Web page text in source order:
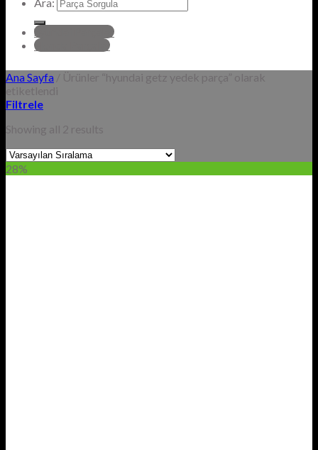
hyundai Parçalar
Honda Parçalar
Ana Sayfa / Ürünler “hyundai getz yedek parça” olarak
etiketlendi
Filtrele
Showing all 2 results
28%